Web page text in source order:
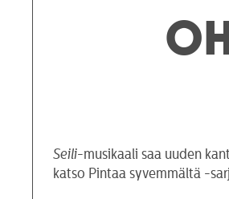
Seili-musikaali saa uuden
katso Pintaa syvemmältä -